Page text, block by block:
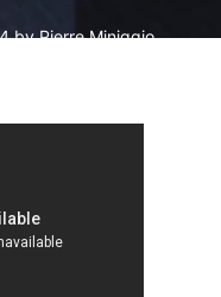
byPierre Miniggio